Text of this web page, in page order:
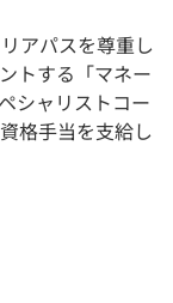
アパスを尊重し
トする「マネー
シャリストコー
格手当を支給し